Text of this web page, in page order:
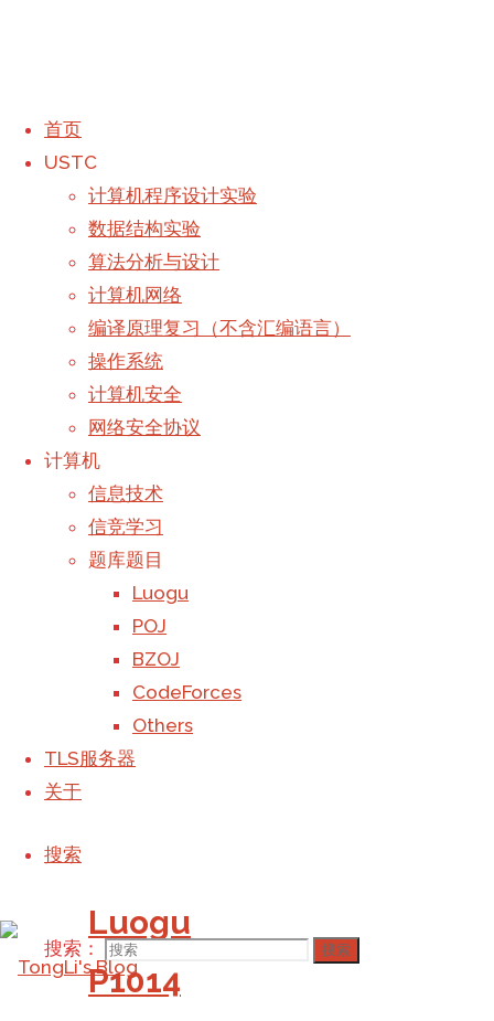
首页
USTC
计算机程序设计实验
数据结构实验
算法分析与设计
计算机网络
编译原理复习（不含汇编语言）
操作系统
计算机安全
网络安全协议
计算机
信息技术
信竞学习
题库题目
Luogu
POJ
BZOJ
CodeForces
Others
TLS服务器
关于
搜索
搜索： 搜索
分类：Luogu
题库
Archive
category
"Luogu"
(页面 2)
Luogu
P1023
洛谷说这
是个水题
甚至只是
“普及/提
高-”的难
度但我真
的不会！
/
枚举
阅读更多
Luogu
P1014
首页-
USTC
计算机-
关于
搜索：